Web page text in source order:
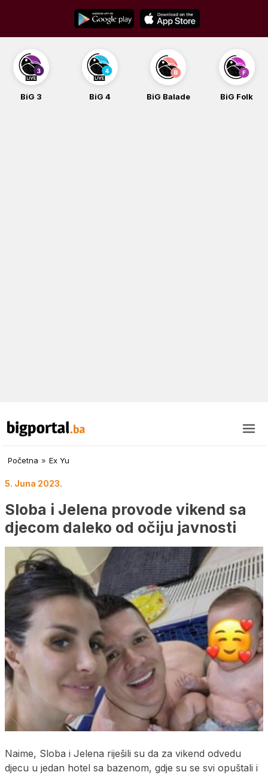
content
BiG 4 BiG Balade BiG Folk BiG iG
Početna » Ex Yu
5. Juna 2023.
Sloba i Jelena provode vikend sa
djecom daleko od očiju javnosti
Naime, Sloba i Jelena riješili su da za vikend odvedu
djecu u jedan hotel sa bazenom, gdje su se svi opuštali i